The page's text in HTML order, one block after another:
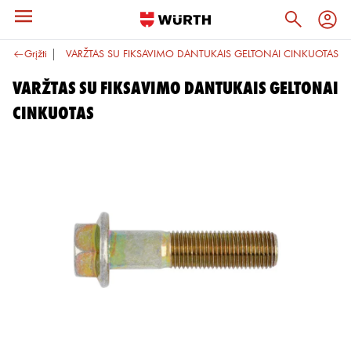
Grįžti
10.9 VARŽTAS SU FIKSAVIMO DANTUKAIS GELTONAI CINKUOTAS
VARŽTAS SU FIKSAVIMO DANTUKAIS GELTONAI
CINKUOTAS